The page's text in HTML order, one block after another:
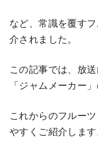
など、常識を覆す
介されました。
この記事では、放
「ジャムメーカー
これからのフルー
やすくご紹介します